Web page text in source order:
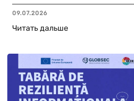
09.07.2026
Читать дальше